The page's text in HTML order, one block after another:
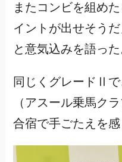
またコンビを組め
イントが出せそうだ
と意気込みを語った
同じくグレードⅡ
（アスール乗馬ク
合宿で手ごたえを感